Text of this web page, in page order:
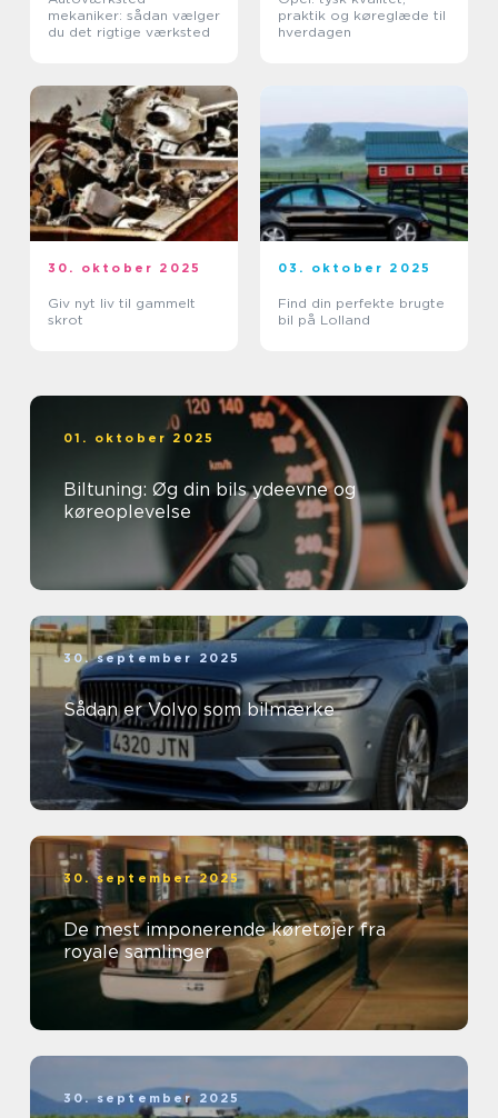
mekaniker: sådan vælger
du det rigtige værksted
praktik og køreglæde til
hverdagen
30. oktober 2025
Giv nyt liv til gammelt
skrot
03. oktober 2025
Find din perfekte brugte
bil på Lolland
01. oktober 2025
Biltuning: Øg din bils ydeevne og
køreoplevelse
30. september 2025
Sådan er Volvo som bilmærke
30. september 2025
De mest imponerende køretøjer fra
royale samlinger
30. september 2025